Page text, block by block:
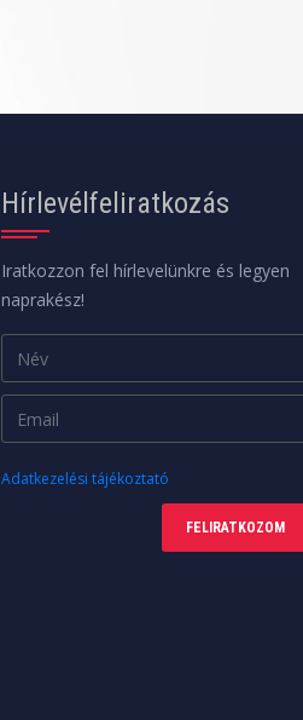
Hírlevélfeliratkozás
Iratkozzon fel hírlevelünkre és legyen
naprakész!
Adatkezelési tájékoztató
FELIRATKOZOM